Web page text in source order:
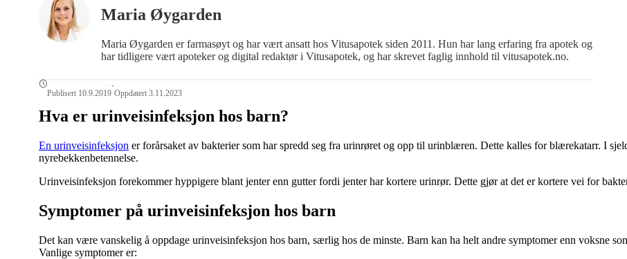
Maria Øygarden
Maria Øygarden er farmasøyt og har vært ansatt hos Vitusapotek siden 2011. Hun har lang erfaring fra apotek og
har tidligere vært apoteker og digital redaktør i Vitusapotek, og har skrevet faglig innhold til vitusapotek.no.
Publisert 10.9.2019
-
Oppdatert 3.11.2023
Hva er urinveisinfeksjon hos barn?
En urinveisinfeksjon er forårsaket av bakterier som har spredd seg fra urinrøret og opp til urinblæren. Dette kalles for blærekatarr. I
nyrebekkenbetennelse.
Urinveisinfeksjon forekommer hyppigere blant jenter enn gutter fordi jenter har kortere urinrør. Dette gjør at det er kortere vei for
Symptomer på urinveisinfeksjon hos barn
Det kan være vanskelig å oppdage urinveisinfeksjon hos barn, særlig hos de minste. Barn kan ha helt andre symptomer enn voksne
Vanlige symptomer er: